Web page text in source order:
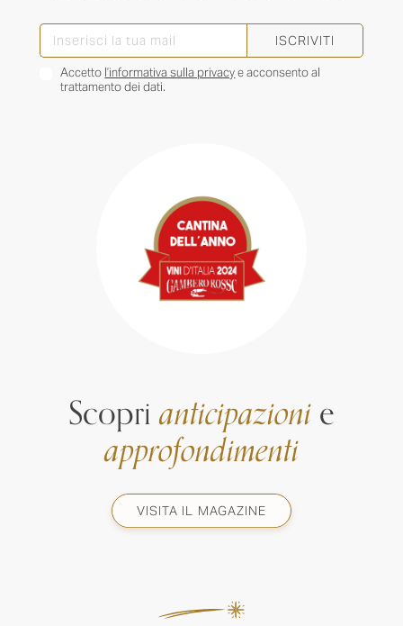
ISCRIVITI
Accetto l’informativa sulla privacye acconsento al
trattamento dei dati.
Scoprianticipazionie
approfondimenti
VISITA IL MAGAZINE